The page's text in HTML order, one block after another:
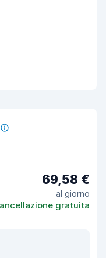
69,58 €
al giorno
gratuita